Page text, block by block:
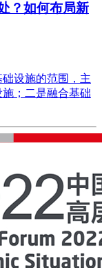
？如何布局新
设施的范围，主
；二是融合基础